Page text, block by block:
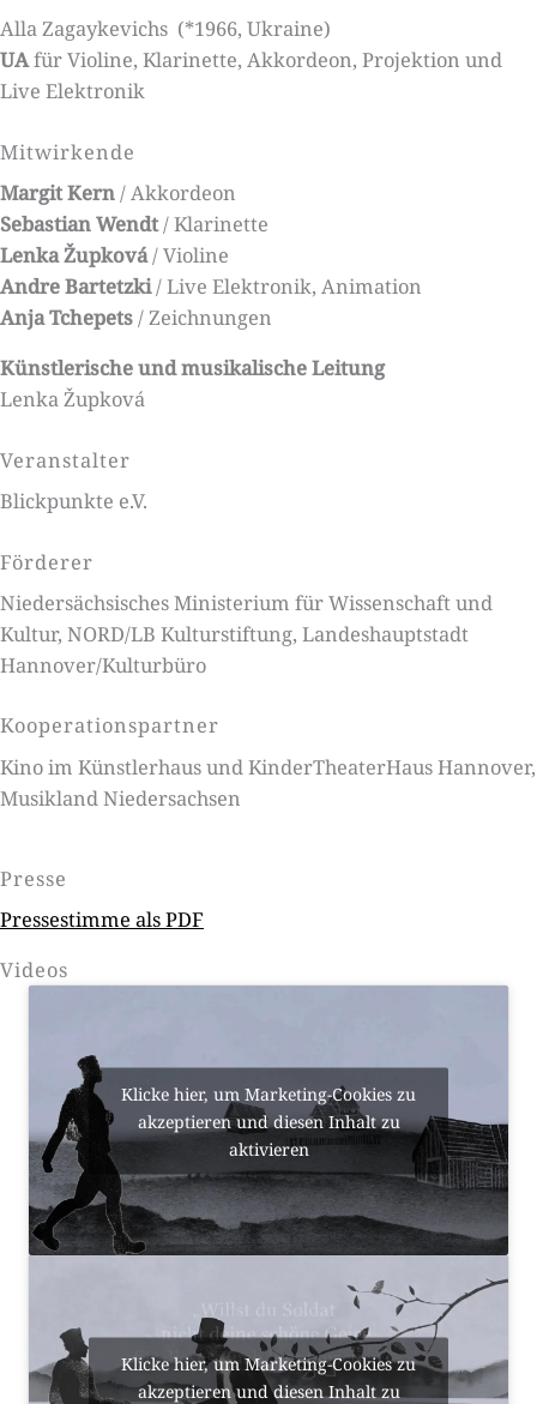
Alla Zagaykevichs (*1966, Ukraine)
UAfür Violine, Klarinette, Akkordeon, Projektion und
Live Elektronik
Mitwirkende
Margit Kern/ Akkordeon
Sebastian Wendt/ Klarinette
Lenka Župková/ Violine
Andre Bartetzki/ Live Elektronik, Animation
Anja Tchepets/ Zeichnungen
Künstlerische und musikalische Leitung
Lenka Župková
Veranstalter
Blickpunkte e.V.
Förderer
Niedersächsisches Ministerium für Wissenschaft und
Kultur, NORD/LB Kulturstiftung, Landeshauptstadt
Hannover/Kulturbüro
Kooperationspartner
Kino im Künstlerhaus und KinderTheaterHaus Hannover,
Musikland Niedersachsen
Presse
Pressestimme als PDF
Videos
Klicke hier, um Marketing-Cookies zu
akzeptieren und diesen Inhalt zu
aktivieren
Klicke hier, um Marketing-Cookies zu
akzeptieren und diesen Inhalt zu